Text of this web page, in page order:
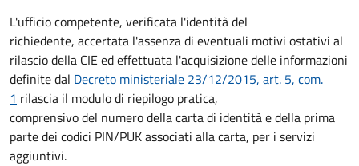
L'ufficio competente, verificata l'identità del
richiedente, accertata l'assenza di eventuali motivi ostativi al
rilascio della CIE ed effettuata l'acquisizione delle informazioni
definite dal Decreto ministeriale 23/12/2015, art. 5, com.
1 rilascia il modulo di riepilogo pratica,
comprensivo del numero della carta di identità e della prima
parte dei codici PIN/PUK associati alla carta, per i servizi
aggiuntivi.